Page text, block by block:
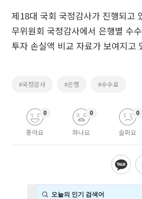
제18대 국회 국정감사가 진행되고
무위원회 국정감사에서 은행별 수
투자 손실액 비교 자료가 보여지고
#국정감사 #은행 #수수료
좋아요
0
화나요
0
슬퍼요
0